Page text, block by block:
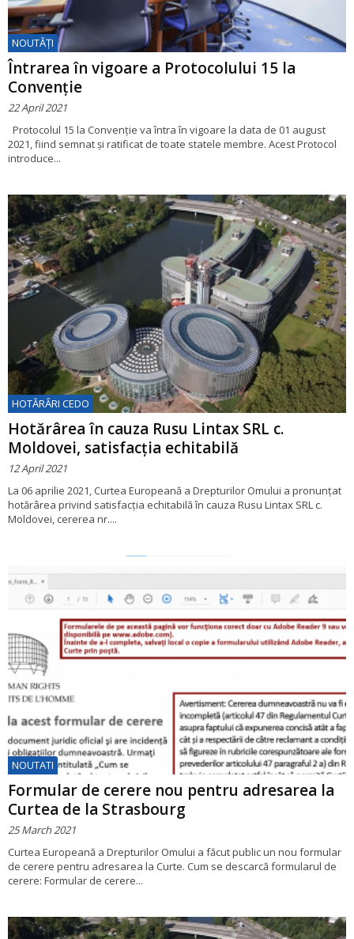
NOUTĂȚI
Întrarea în vigoare a Protocolului 15 la
Convenție
22 April 2021
Protocolul 15 la Convenție va întra în vigoare la data de 01 august
2021, fiind semnat și ratificat de toate statele membre. Acest Protocol
introduce...
HOTĂRÂRI CEDO
Hotărârea în cauza Rusu Lintax SRL c.
Moldovei, satisfacția echitabilă
12 April 2021
La 06 aprilie 2021, Curtea Europeană a Drepturilor Omului a pronunțat
hotărârea privind satisfacția echitabilă în cauza Rusu Lintax SRL c.
Moldovei, cererea nr....
NOUTATI
Formular de cerere nou pentru adresarea la
Curtea de la Strasbourg
25 March 2021
Curtea Europeană a Drepturilor Omului a făcut public un nou formular
de cerere pentru adresarea la Curte. Cum se descarcă formularul de
cerere: Formular de cerere...